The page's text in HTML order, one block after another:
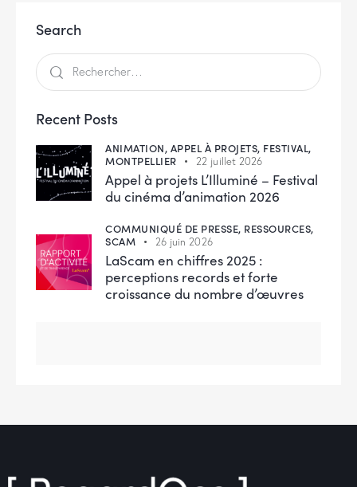
Search
Recent Posts
ANIMATION, APPEL À PROJETS, FESTIVAL,
MONTPELLIER
22 juillet 2026
Appel à projets L’Illuminé – Festival
du cinéma d’animation 2026
COMMUNIQUÉ DE PRESSE, RESSOURCES,
SCAM
26 juin 2026
LaScam en chiffres 2025 :
perceptions records et forte
croissance du nombre d’œuvres